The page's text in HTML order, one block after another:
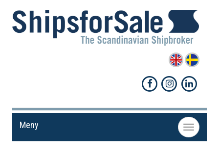
Toggle
navigation
Meny